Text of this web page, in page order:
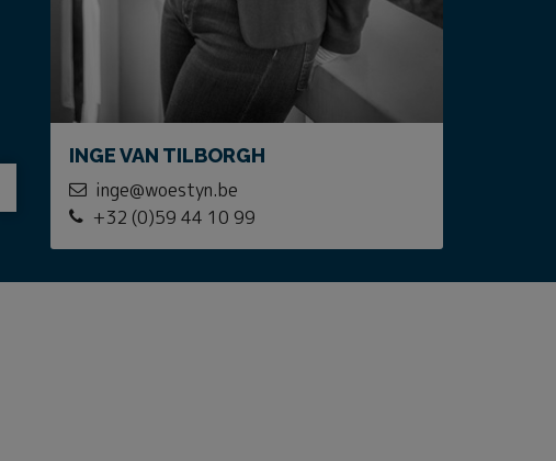
INGE VAN TILBORGH
inge@woestyn.be
+32 (0)59 44 10 99